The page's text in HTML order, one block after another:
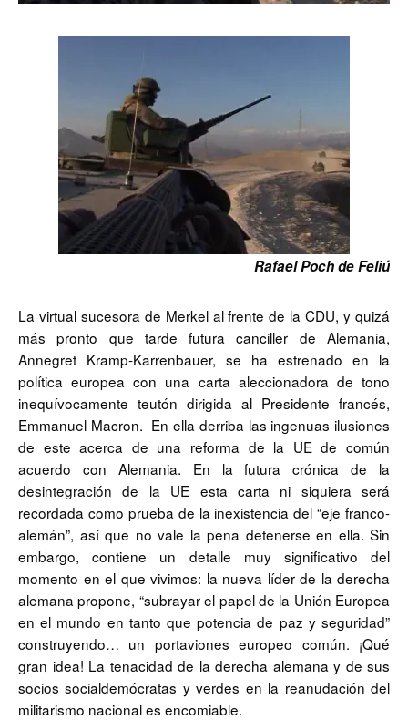
Rafael Poch de Feliú
La virtual sucesora de Merkel al frente de la CDU, y quizá
más pronto que tarde futura canciller de Alemania,
Annegret Kramp-Karrenbauer, se ha estrenado en la
política europea con una carta aleccionadora de tono
inequívocamente teutón dirigida al Presidente francés,
Emmanuel Macron. En ella derriba las ingenuas ilusiones
de este acerca de una reforma de la UE de común
acuerdo con Alemania. En la futura crónica de la
desintegración de la UE esta carta ni siquiera será
recordada como prueba de la inexistencia del “eje franco-
alemán”, así que no vale la pena detenerse en ella. Sin
embargo, contiene un detalle muy significativo del
momento en el que vivimos: la nueva líder de la derecha
alemana propone, “subrayar el papel de la Unión Europea
en el mundo en tanto que potencia de paz y seguridad”
construyendo… un portaviones europeo común. ¡Qué
gran idea! La tenacidad de la derecha alemana y de sus
socios socialdemócratas y verdes en la reanudación del
militarismo nacional es encomiable.